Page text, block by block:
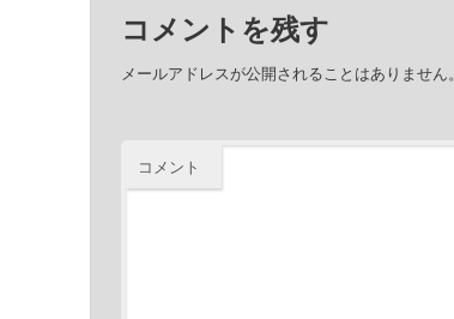
コメントを残す
メールアドレスが公開されることはありません。
コメント